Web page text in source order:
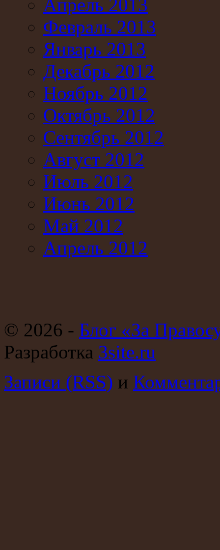
Апрель 2013
Февраль 2013
Январь 2013
Декабрь 2012
Ноябрь 2012
Октябрь 2012
Сентябрь 2012
Август 2012
Июль 2012
Июнь 2012
Май 2012
Апрель 2012
© 2026 - Блог «За
Разработка 3site.ru
Записи (RSS) и